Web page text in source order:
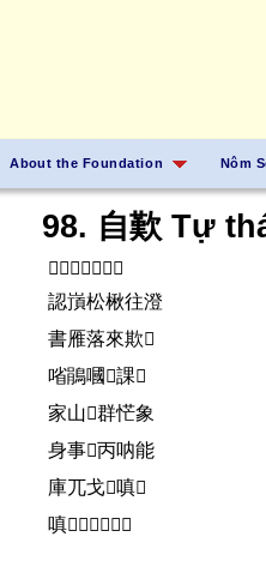
About the Foundation Nôm
98. 自歎 Tự
𡽫西俸鵶㐌恾曾
認嵿松楸往澄
書雁落來欺𱢻
㗂鵑嘓𱒫課𦝄
家山𪧘群恾象
身事𫅷丙呐能
庫兀戈𣈜嗔𤯨
嗔𫜵𠁀治某太平